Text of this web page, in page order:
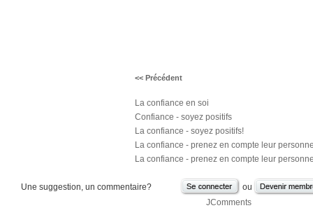
<< Précédent
La confiance en soi
Confiance - soyez positifs
La confiance - soyez positifs!
La confiance - prenez en compte leur
La confiance - prenez en compte leur
Une suggestion, un commentaire?
ou
JComments